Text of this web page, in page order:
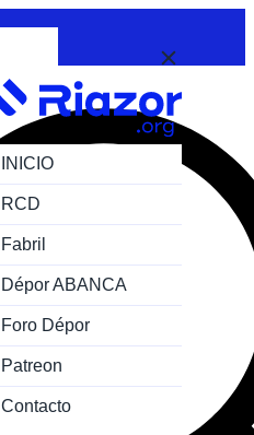
INICIO
RCD
Fabril
Dépor ABANCA
Foro Dépor
Patreon
Contacto